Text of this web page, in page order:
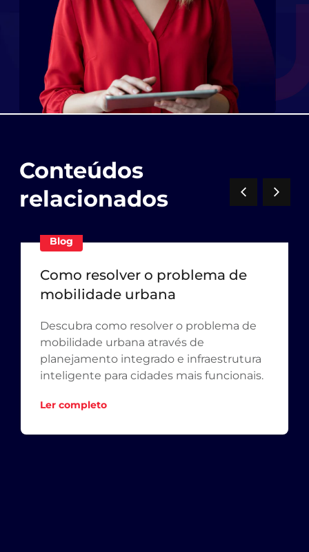
Conteúdos
relacionados
Blog
Como resolver o problema de
mobilidade urbana
Descubra como resolver o problema de
mobilidade urbana através de
planejamento integrado e infraestrutura
inteligente para cidades mais funcionais.
Ler completo